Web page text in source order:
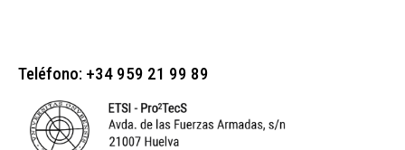
Teléfono: +34 959 21 99 89